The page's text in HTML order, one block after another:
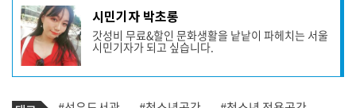
기
사
작
성
자
프
시민기자 박초롱
갓성비 무료&할인 문화생활을 낱낱이 파헤치는 서울
시민기자가 되고 싶습니다.
기